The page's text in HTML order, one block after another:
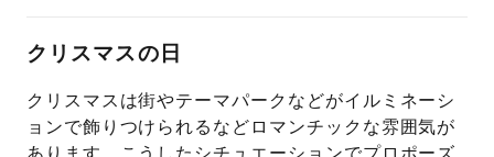
クリスマスの日
クリスマスは街やテーマパークなどがイルミネーシ
ョンで飾りつけられるなどロマンチックな雰囲気が
あります。こうしたシチュエーションでプロポーズ